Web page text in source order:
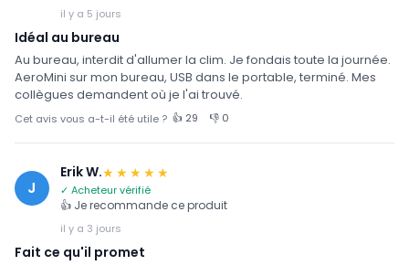
il y a 5 jours
Idéal au bureau
Au bureau, interdit d'allumer la clim. Je fondais toute la journée.
AeroMini sur mon bureau, USB dans le portable, terminé. Mes
collègues demandent où je l'ai trouvé.
Cet avis vous a-t-il été utile ? 👍 29 👎 0
J
Erik W.★★★★★
✓ Acheteur vérifié
👍 Je recommande ce produit
il y a 3 jours
Fait ce qu'il promet